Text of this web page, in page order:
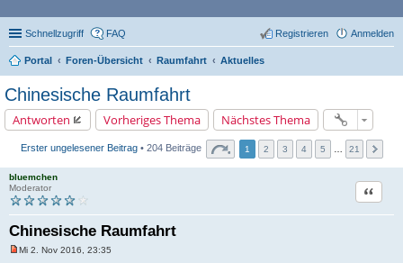
Schnellzugriff FAQ Anmelden
Registrieren
Portal Foren-Übersicht Raumfahrt Aktuelles
Chinesische Raumfahrt
Antworten Vorheriges Thema Nächstes Thema
Erster ungelesener Beitrag• 204 Beiträge 1 2 3 4 5 21
bluemchen
Moderator
Chinesische Raumfahrt
Zitat
Mi 2. Nov 2016, 23:35